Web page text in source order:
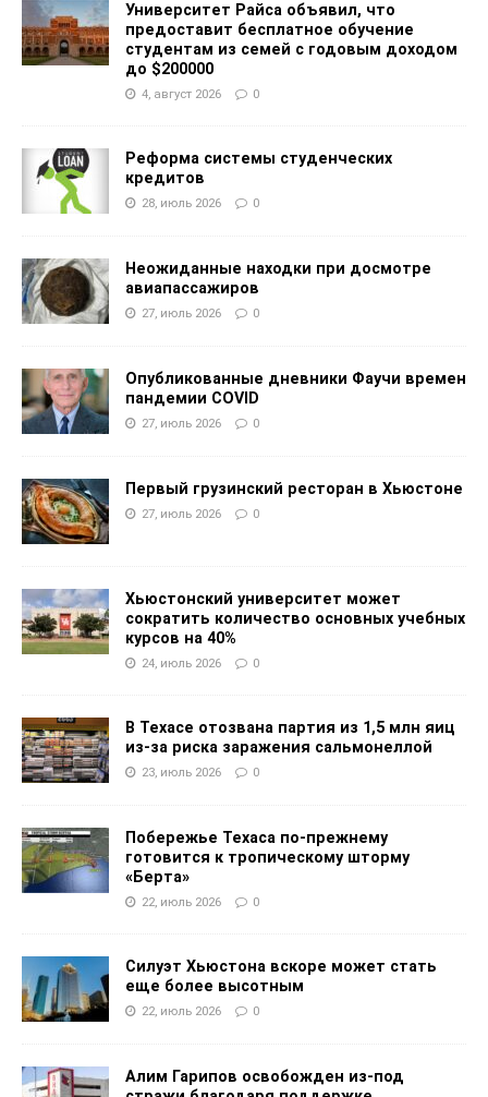
Университет Райса объявил, что
предоставит бесплатное обучение
студентам из семей с годовым доходом
до $200000
4, август 2026 0
Реформа системы студенческих
кредитов
28, июль 2026 0
Неожиданные находки при досмотре
авиапассажиров
27, июль 2026 0
Опубликованные дневники Фаучи времен
пандемии COVID
27, июль 2026 0
Первый грузинский ресторан в Хьюстоне
27, июль 2026 0
Хьюстонский университет может
сократить количество основных учебных
курсов на 40%
24, июль 2026 0
В Техасе отозвана партия из 1,5 млн яиц
из-за риска заражения сальмонеллой
23, июль 2026 0
Побережье Техаса по-прежнему
готовится к тропическому шторму
«Берта»
22, июль 2026 0
Силуэт Хьюстона вскоре может стать
еще более высотным
22, июль 2026 0
Алим Гарипов освобожден из-под